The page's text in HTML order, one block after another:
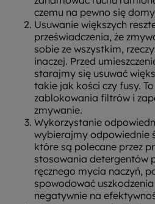
czemu na pewno się
Usuwanie większych
przeświadczenia, że
sobie ze wszystkim,
inaczej. Przed
starajmy się usuwać
takie jak kości czy fusy.
zablokowania filtrów i
zmywanie.
Wykorzystanie
wybierajmy odpowiednie
które są polecane przez
stosowania detergentów
ręcznego mycia naczyń,
spowodować
negatywnie na